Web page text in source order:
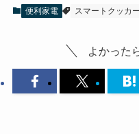
便利家電 スマートクッカー
よかった